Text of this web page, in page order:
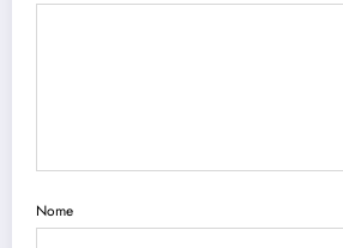
Nome